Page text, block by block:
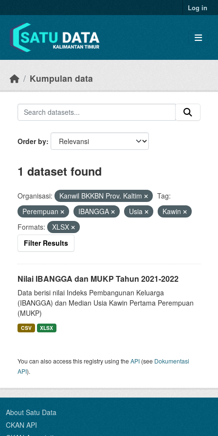
Log in
Kumpulan data
Order by
1 dataset found
Organisasi: Kanwil BKKBN Prov. Kaltim
Tag:
Perempuan
IBANGGA Usia
Kawin
Formats:
XLSX
Filter Results
Nilai IBANGGA dan MUKP Tahun 2021-2022
Data berisi nilai Indeks Pembangunan Keluarga
(IBANGGA) dan Median Usia Kawin Pertama Perempuan
(MUKP)
CSV XLSX
You can also access this registry using theAPI (see Dokumentasi
API).
About Satu Data
CKAN API